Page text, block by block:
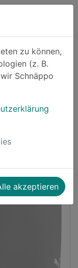
springen
zu können,
(z. B.
Schnäppo
akzeptieren
Suchen
-15%